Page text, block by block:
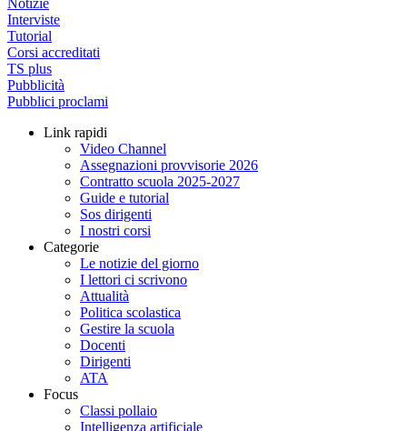
Notizie
Interviste
Tutorial
Corsi accreditati
TS plus
Pubblicità
Pubblici proclami
Link rapidi
Video Channel
Assegnazioni provvisorie 2026
Contratto scuola 2025-2027
Guide e tutorial
Sos dirigenti
I nostri corsi
Categorie
Le notizie del giorno
I lettori ci scrivono
Attualità
Politica scolastica
Gestire la scuola
Docenti
Dirigenti
ATA
Focus
Classi pollaio
Intelligenza artificiale